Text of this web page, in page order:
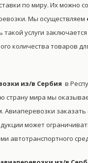
по миру. Их можно
Мы осуществляем
такой услуги
количества товаров
из/в Сербия в
страну мира мы
Авиаперевозки заказать
может
автотранспортного